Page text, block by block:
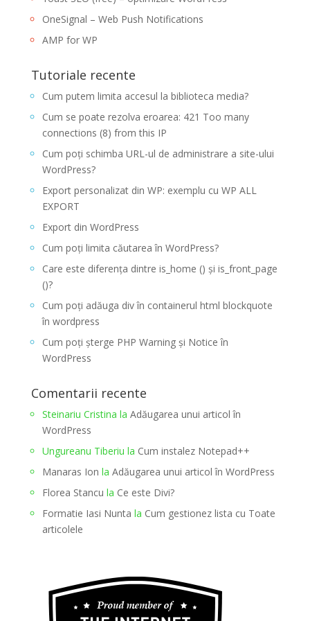
OneSignal – Web Push Notifications
AMP for WP
Tutoriale recente
Cum putem limita accesul la biblioteca media?
Cum se poate rezolva eroarea: 421 Too many
connections (8) from this IP
Cum poți schimba URL-ul de administrare a site-ului
WordPress?
Export personalizat din WP: exemplu cu WP ALL
EXPORT
Export din WordPress
Cum poți limita căutarea în WordPress?
Care este diferența dintre is_home () și is_front_page
()?
Cum poți adăuga div în containerul html blockquote
în wordpress
Cum poți șterge PHP Warning și Notice în
WordPress
Comentarii recente
Steinariu Cristina la Adăugarea unui articol în
WordPress
Ungureanu Tiberiu la Cum instalez Notepad++
Manaras Ion la Adăugarea unui articol în WordPress
Florea Stancu la Ce este Divi?
Formatie Iasi Nunta la Cum gestionez lista cu Toate
articolele